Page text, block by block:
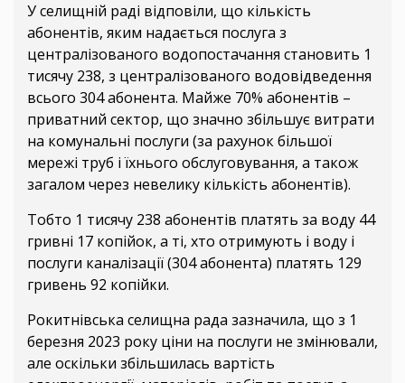
У селищній раді відповіли, що кількість
абонентів, яким надається послуга з
централізованого водопостачання становить 1
тисячу 238, з централізованого водовідведення
всього 304 абонента. Майже 70% абонентів –
приватний сектор, що значно збільшує витрати
на комунальні послуги (за рахунок більшої
мережі труб і їхнього обслуговування, а також
загалом через невелику кількість абонентів).
Тобто 1 тисячу 238 абонентів платять за воду 44
гривні 17 копійок, а ті, хто отримують і воду і
послуги каналізації (304 абонента) платять 129
гривень 92 копійки.
Рокитнівська селищна рада зазначила, що з 1
березня 2023 року ціни на послуги не змінювали,
але оскільки збільшилась вартість